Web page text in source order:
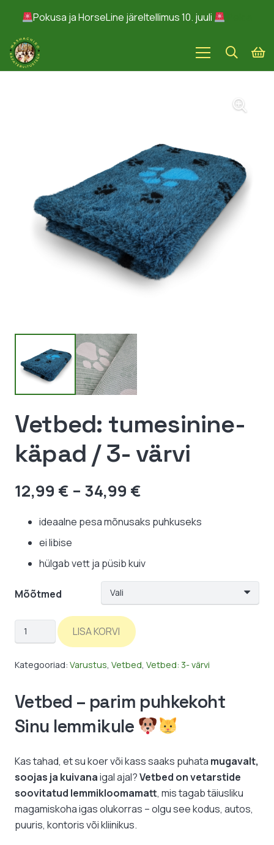
Pokusa ja HorseLine järeltellimus 10. juuli
Vetbed: tumesinine-
käpad / 3- värvi
12,99 € – 34,99 €
kuni
ideaalne pesa mõnusaks puhkuseks
ei libise
hülgab vett ja püsib kuiv
Mõõtmed
Vetbed:
tumesinine-
käpad
värvi
kogus
LISA KORVI
Kategooriad: Varustus Vetbed Vetbed: 3- värvi
Vetbed – parim puhkekoht
Sinu lemmikule
Kas tahad, et su koer või kass saaks puhata mugavalt,
soojas ja kuivanaigal ajal?Vetbed on vetarstide
soovitatud lemmikloomamatt, mis tagab täiusliku
magamiskoha igas olukorras – olgu see kodus, autos,
puuris, kontoris või kliinikus.